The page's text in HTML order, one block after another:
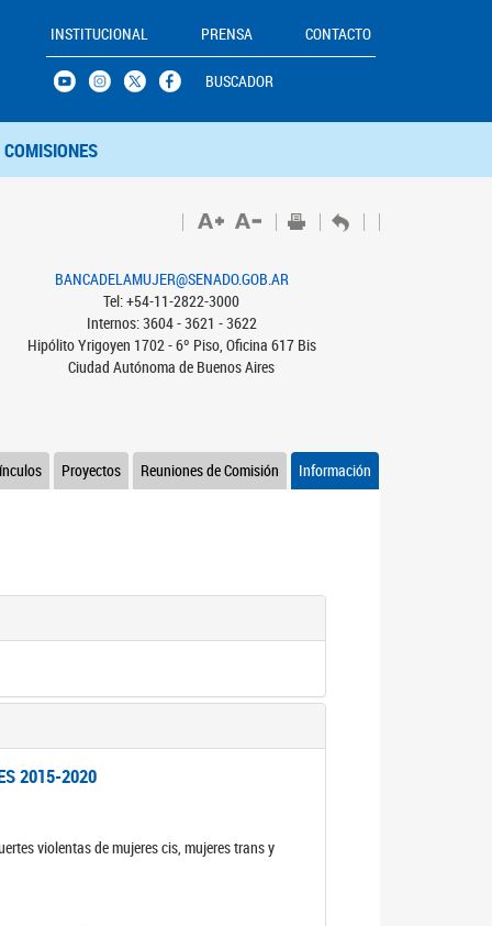
INSTITUCIONAL PRENSA CONTACTO
BUSCADOR
COMISIONES
BANCADELAMUJER@SENADO.GOB.AR
Tel: +54-11-2822-3000
Internos: 3604 - 3621 - 3622
Hipólito Yrigoyen 1702 - 6º Piso, Oficina 617 Bis
Ciudad Autónoma de Buenos Aires
Información
Reuniones de Comisión
Proyectos
2015-2020
violentas de mujeres cis, mujeres trans y